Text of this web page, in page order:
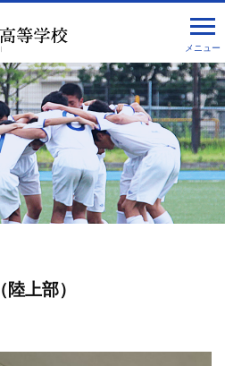
メニュー
上部）